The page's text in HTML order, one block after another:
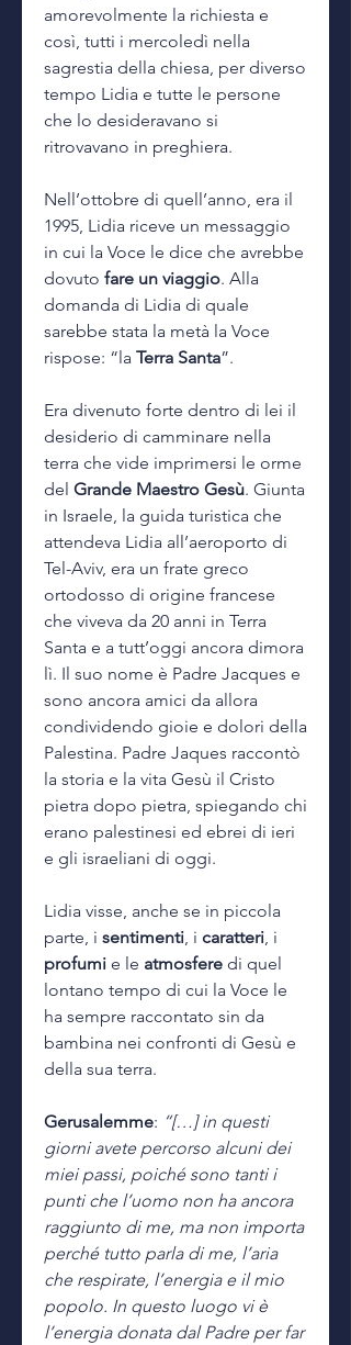
amorevolmente la richiesta e
così, tutti i mercoledì nella
sagrestia della chiesa, per diverso
tempo Lidia e tutte le persone
che lo desideravano si
ritrovavano in preghiera.
Nell’ottobre di quell’anno, era il
1995, Lidia riceve un messaggio
in cui la Voce le dice che avrebbe
dovuto fare un viaggio. Alla
domanda di Lidia di quale
sarebbe stata la metà la Voce
rispose: “la Terra Santa”.
Era divenuto forte dentro di lei il
desiderio di camminare nella
terra che vide imprimersi le orme
del Grande Maestro Gesù. Giunta
in Israele, la guida turistica che
attendeva Lidia all’aeroporto di
Tel-Aviv, era un frate greco
ortodosso di origine francese
che viveva da 20 anni in Terra
Santa e a tutt’oggi ancora dimora
lì. Il suo nome è Padre Jacques e
sono ancora amici da allora
condividendo gioie e dolori della
Palestina. Padre Jaques raccontò
la storia e la vita Gesù il Cristo
pietra dopo pietra, spiegando chi
erano palestinesi ed ebrei di ieri
e gli israeliani di oggi.
Lidia visse, anche se in piccola
parte, i sentimenti, i caratteri, i
profumi e le atmosfere di quel
lontano tempo di cui la Voce le
ha sempre raccontato sin da
bambina nei confronti di Gesù e
della sua terra.
Gerusalemme: “[…] in questi
giorni avete percorso alcuni dei
miei passi, poiché sono tanti i
punti che l’uomo non ha ancora
raggiunto di me, ma non importa
perché tutto parla di me, l’aria
che respirate, l’energia e il mio
popolo. In questo luogo vi è
l’energia donata dal Padre per far